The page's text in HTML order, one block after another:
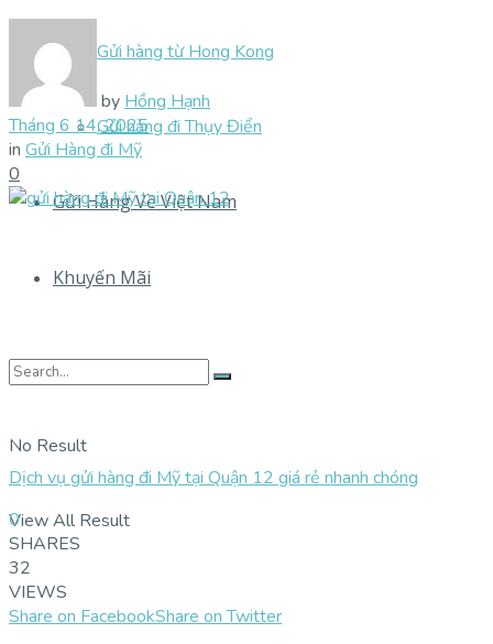
Gửi hàng từ Hong Kong
Gửi hàng đi Thụy Điển
Gửi Hàng Về Việt Nam
Khuyến Mãi
No Result
View All Result
by Hồng Hạnh
Tháng 6 14, 2025
in Gửi Hàng đi Mỹ
0
Dịch vụ gửi hàng đi Mỹ tại Quận 12 giá rẻ nhanh chóng
0
SHARES
32
VIEWS
Share on FacebookShare on Twitter